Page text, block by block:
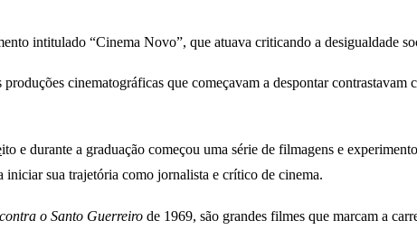
intitulado “Cinema Novo”, que atuava criticando a desigualdade
cinematográficas que começavam a despontar contrastavam
ito e durante a graduação começou uma série de filmagens e
sua trajetória como jornalista e crítico de cinema.
o Santo Guerreiro de 1969, são grandes filmes que marcam a